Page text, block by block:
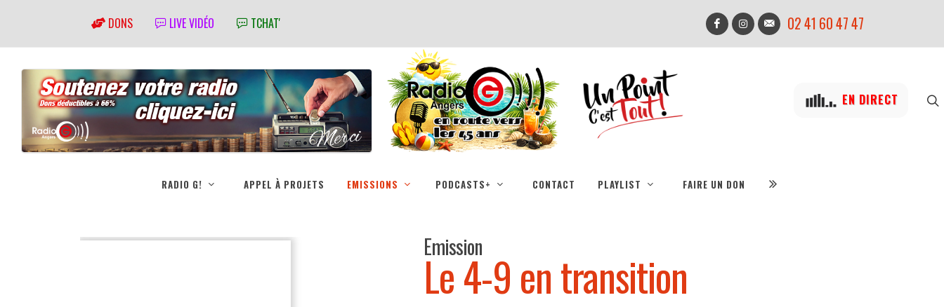
DONS LIVE VIDÉO TCHAT' 02 41 60 47 47
EN DIRECT
RADIO G! APPEL À PROJETS EMISSIONS PODCASTS+ CONTACT PLAYLIST FAIRE UN DON
Emission
Le 4-9 en transition